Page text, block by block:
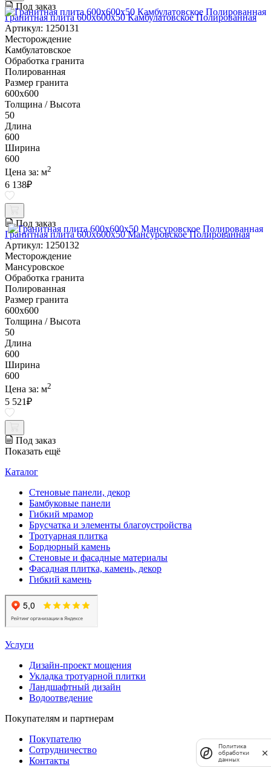
Под заказ
Гранитная плита 600х600x50 Камбулатовское Полированная
Артикул: 1250131
Месторождение
Камбулатовское
Обработка гранита
Полированная
Размер гранита
600х600
Толщина / Высота
50
Длина
600
Ширина
600
Цена за: м2
6 138₽
Под заказ
Гранитная плита 600х600x50 Мансуровское Полированная
Артикул: 1250132
Месторождение
Мансуровское
Обработка гранита
Полированная
Размер гранита
600х600
Толщина / Высота
50
Длина
600
Ширина
600
Цена за: м2
5 521₽
Под заказ
Показать ещё
Каталог
Стеновые панели, декор
Бамбуковые панели
Гибкий мрамор
Брусчатка и элементы благоустройства
Тротуарная плитка
Бордюрный камень
Стеновые и фасадные материалы
Фасадная плитка, камень, декор
Гибкий камень
Услуги
Дизайн-проект мощения
Укладка тротуарной плитки
Ландшафтный дизайн
Водоотведение
Покупателям и партнерам
Покупателю
Сотрудничество
Контакты
Политика
обработки
данных